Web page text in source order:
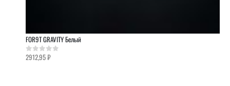
FOR9T GRAVITY Белый
0out of 5
2912,95₽